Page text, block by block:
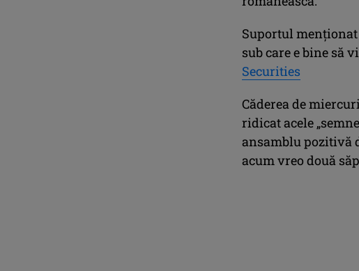
Suportul menţionat
sub care e bine să
Securities
Căderea de
ridicat acele
ansamblu pozitivă
acum vreo două